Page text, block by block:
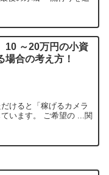
～20万円の小資
場合の考え方！
けると「稼げるカメラ
います。 ご希望の ...関